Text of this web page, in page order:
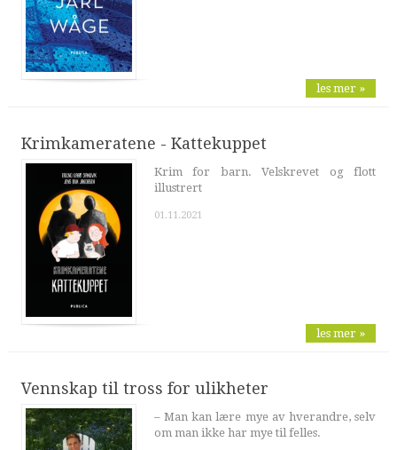
les mer »
Krimkameratene - Kattekuppet
Krim for barn. Velskrevet og flott
illustrert
01.11.2021
les mer »
Vennskap til tross for ulikheter
– Man kan lære mye av hverandre, selv
om man ikke har mye til felles.